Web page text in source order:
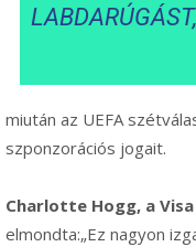
LABDARÚGÁST,
miután az UEFA
szponzorációs jogait.
Charlotte Hogg, a
elmondta:„Ez nagyon